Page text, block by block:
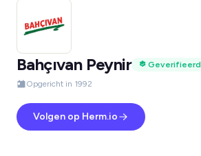
Bahçıvan Peynir
Geverifieerd
Opgericht in 1992
Volgen op Herm.io